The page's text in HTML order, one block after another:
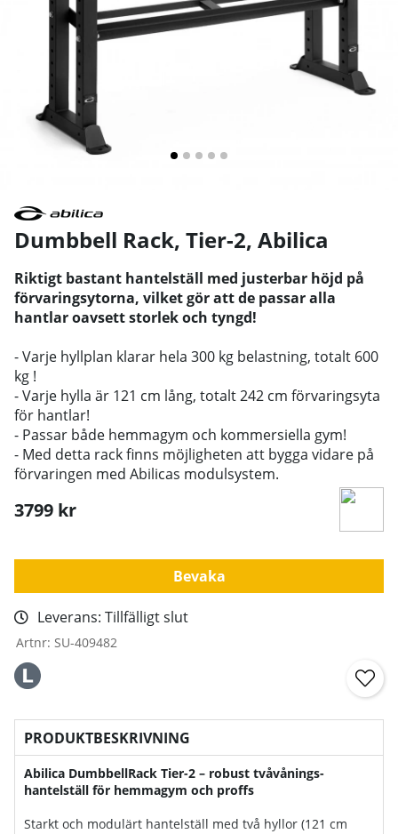
Dumbbell Rack, Tier-2, Abilica
Riktigt bastant hantelställ med justerbar höjd på
förvaringsytorna, vilket gör att de passar alla
hantlar oavsett storlek och tyngd!
- Varje hyllplan klarar hela 300 kg belastning, totalt 600
kg !
- Varje hylla är 121 cm lång, totalt 242 cm förvaringsyta
för hantlar!
- Passar både hemmagym och kommersiella gym!
- Med detta rack finns möjligheten att bygga vidare på
förvaringen med Abilicas modulsystem.
3799 kr
Bevaka
Leverans: Tillfälligt slut
Artnr: SU-409482
PRODUKTBESKRIVNING
Abilica DumbbellRack Tier-2 – robust tvåvånings-
hantelställ för hemmagym och proffs
Starkt och modulärt hantelställ med två hyllor (121 cm